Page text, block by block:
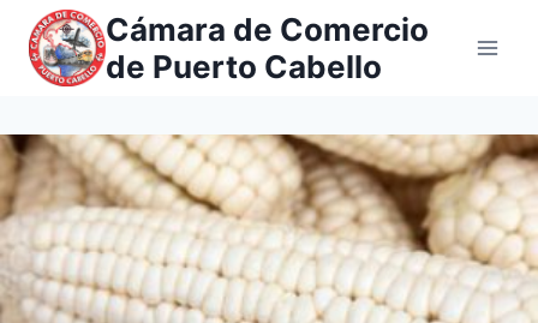
Saltar
contenido
Cámara de Comercio
de Puerto Cabello